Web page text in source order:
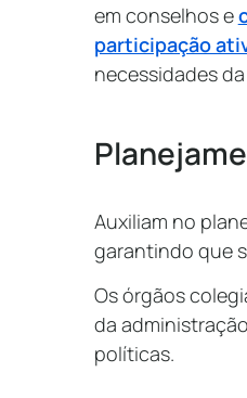
em conselhos e
participação
necessidades
Auxiliam no
garantindo que
Os órgãos
da
políticas.